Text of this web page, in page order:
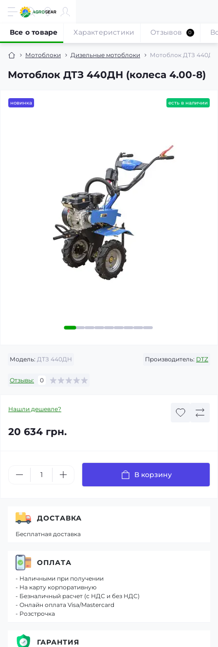
Мотоблоки Дизельные мотоблоки Мотоблок ДТЗ 440ДН
Мотоблок ДТЗ 440ДН (колеса 4.00-8)
Все о товаре Характеристики Отзывов 0
новинка есть в наличии
Модель: ДТЗ 440ДН Производитель: DTZ
Отзывы: 0
Нашли дешевле?
20 634 грн.
В корзину
ДОСТАВКА
Бесплатная доставка
ОПЛАТА
- Наличными при получении
- На карту корпоративную
- Безналичный расчет (с НДС и без НДС)
- Онлайн оплата Visa/Mastercard
- Розстрочка
ГАРАНТИЯ